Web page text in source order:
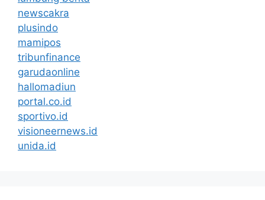
newscakra
plusindo
mamipos
tribunfinance
garudaonline
hallomadiun
portal.co.id
sportivo.id
visioneernews.id
unida.id